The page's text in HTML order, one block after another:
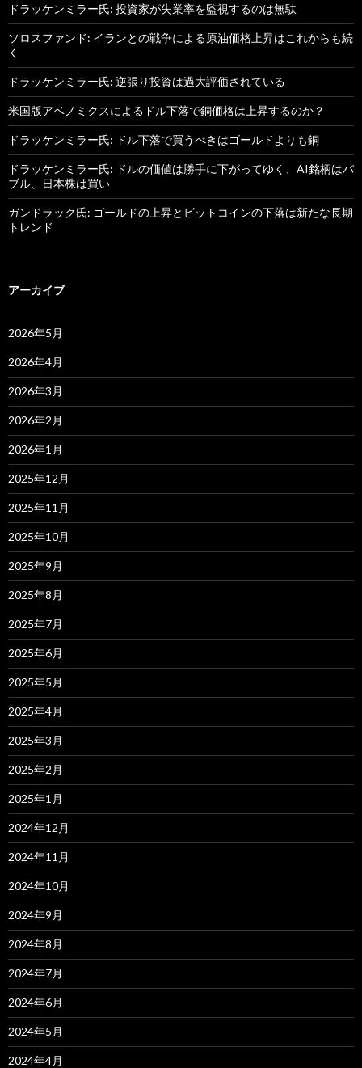
ドラッケンミラー氏: 投資家が失業率を監視するのは無駄
ソロスファンド: イランとの戦争による原油価格上昇はこれからも続
く
ドラッケンミラー氏: 逆張り投資は過大評価されている
米国版アベノミクスによるドル下落で銅価格は上昇するのか？
ドラッケンミラー氏: ドル下落で買うべきはゴールドよりも銅
ドラッケンミラー氏: ドルの価値は勝手に下がってゆく、AI銘柄はバ
ブル、日本株は買い
ガンドラック氏: ゴールドの上昇とビットコインの下落は新たな長期
トレンド
アーカイブ
2026年5月
2026年4月
2026年3月
2026年2月
2026年1月
2025年12月
2025年11月
2025年10月
2025年9月
2025年8月
2025年7月
2025年6月
2025年5月
2025年4月
2025年3月
2025年2月
2025年1月
2024年12月
2024年11月
2024年10月
2024年9月
2024年8月
2024年7月
2024年6月
2024年5月
2024年4月